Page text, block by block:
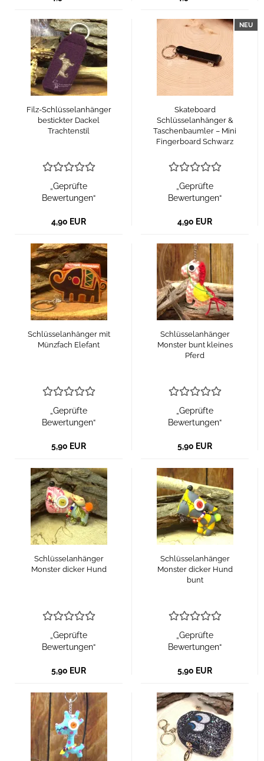
Filz-Schlüsselanhänger
bestickter Dackel
Trachtenstil
„Geprüfte
Bewertungen“
4,90 EUR
NEU
Skateboard
Schlüsselanhänger &
Taschenbaumler – Mini
Fingerboard Schwarz
„Geprüfte
Bewertungen“
4,90 EUR
Schlüsselanhänger mit
Münzfach Elefant
„Geprüfte
Bewertungen“
5,90 EUR
Schlüsselanhänger
Monster bunt kleines
Pferd
„Geprüfte
Bewertungen“
5,90 EUR
Schlüsselanhänger
Monster dicker Hund
„Geprüfte
Bewertungen“
5,90 EUR
Schlüsselanhänger
Monster dicker Hund
bunt
„Geprüfte
Bewertungen“
5,90 EUR